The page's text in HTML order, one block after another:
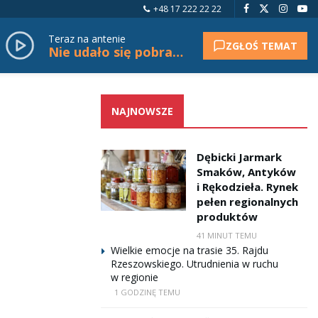
+48 17 222 22 22
Teraz na antenie
Nie udało się pobrać tytułu. ZGŁOŚ TEMAT
NAJNOWSZE
Dębicki Jarmark
Smaków, Antyków
i Rękodzieła. Rynek
pełen regionalnych
produktów
41 MINUT TEMU
Wielkie emocje na trasie 35. Rajdu
Rzeszowskiego. Utrudnienia w ruchu
w regionie
1 GODZINĘ TEMU